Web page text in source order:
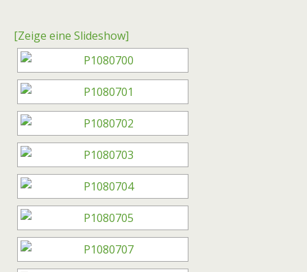
[Zeige eine Slideshow]